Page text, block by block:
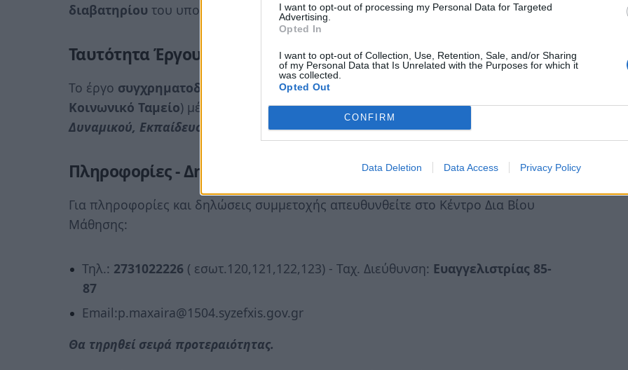
I want to opt-out of processing my Personal Data for Targeted
Advertising.
Opted In
I want to opt-out of Collection, Use, Retention, Sale, and/or Sharing
of my Personal Data that Is Unrelated with the Purposes for which it
was collected.
Opted Out
CONFIRM
Data Deletion Data Access Privacy Policy
διαβατηρίου του υποψήφιου.
Ταυτότητα Έργου
Το έργο συγχρηματοδοτείται από τηνΕλλάδα
Κοινωνικό Ταμείο) μέσω του Επιχειρησιακού Προγράμματος«Ανάπτυξη Ανθρώπινου
Δυναμικού, Εκπαίδευση και Διά Βίου Μάθηση».
Πληροφορίες - Δηλώσεις συμμετοχής
Για πληροφορίες και δηλώσεις συμμετοχής απευθυνθείτε στο Κέντρο Δια Βίου
Μάθησης:
Τηλ.: 2731022226 ( εσωτ.120,121,122,123) - Ταχ. Διεύθυνση: Ευαγγελιστρίας 85-
87
Email:p.maxaira@1504.syzefxis.gov.gr
Θα τηρηθεί σειρά προτεραιότητας.